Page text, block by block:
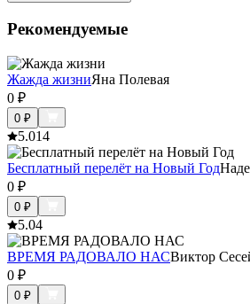
Рекомендуемые
Жажда жизниЯна Полевая
0 ₽
0 ₽
5.014
Бесплатный перелёт на Новый Год
0 ₽
0 ₽
5.04
ВРЕМЯ РАДОВАЛО НАСВиктор
0 ₽
0 ₽